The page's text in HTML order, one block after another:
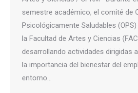
semestre académico, el comité de
Psicológicamente Saludables
la Facultad de Artes y Ciencias
desarrollando actividades dirigidas
la importancia del bienestar del
entorno…